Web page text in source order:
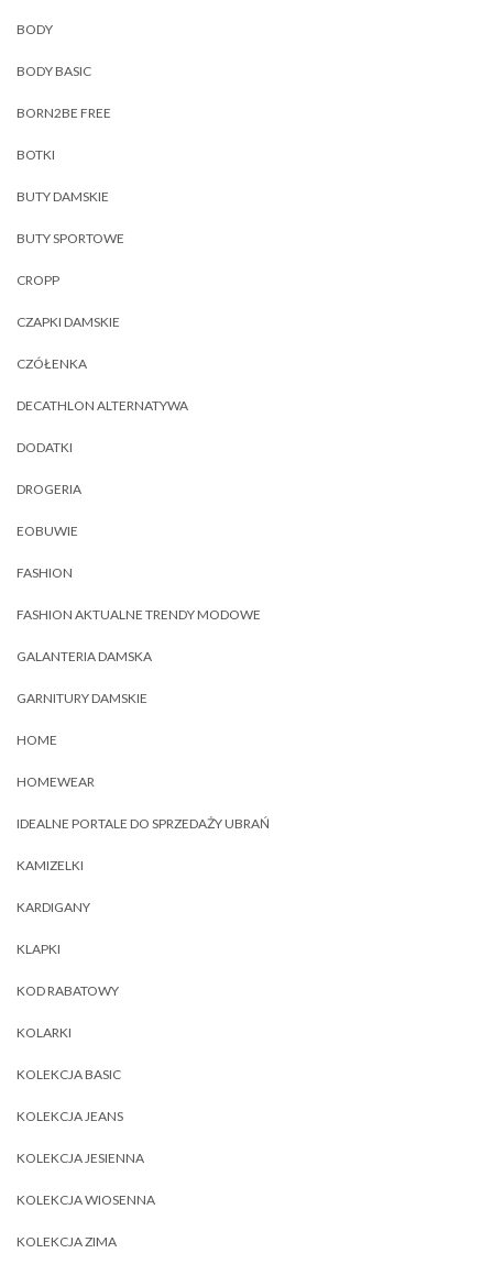
BODY
BODY BASIC
BORN2BE FREE
BOTKI
BUTY DAMSKIE
BUTY SPORTOWE
CROPP
CZAPKI DAMSKIE
CZÓŁENKA
DECATHLON ALTERNATYWA
DODATKI
DROGERIA
EOBUWIE
FASHION
FASHION AKTUALNE TRENDY MODOWE
GALANTERIA DAMSKA
GARNITURY DAMSKIE
HOME
HOMEWEAR
IDEALNE PORTALE DO SPRZEDAŻY UBRAŃ
KAMIZELKI
KARDIGANY
KLAPKI
KOD RABATOWY
KOLARKI
KOLEKCJA BASIC
KOLEKCJA JEANS
KOLEKCJA JESIENNA
KOLEKCJA WIOSENNA
KOLEKCJA ZIMA